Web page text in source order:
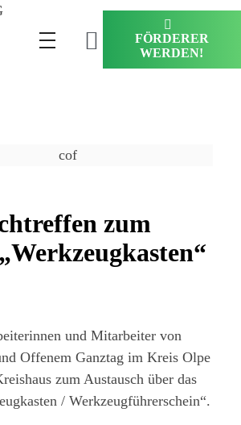
FÖRDERER
WERDEN!
zum
und Mitarbeiter von
Offenem Ganztag im Kreis Olpe
zum Austausch über das
/ Werkzeugführerschein“.